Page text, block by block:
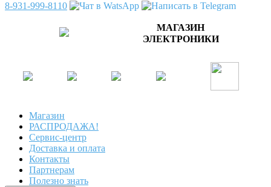
8-931-999-8110
МАГАЗИН
ЭЛЕКТРОНИКИ
Магазин
РАСПРОДАЖА!
Сервис-центр
Доставка и оплата
Контакты
Партнерам
Полезно знать